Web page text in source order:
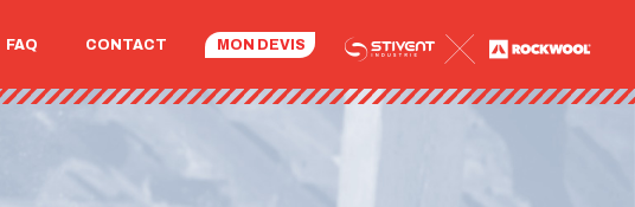
FAQ CONTACT MON DEVIS